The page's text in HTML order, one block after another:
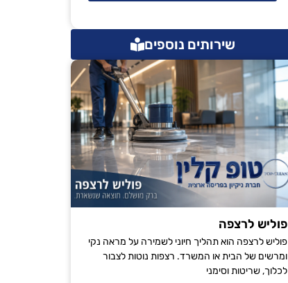
"אני עובדת עם טופ קלין כבר מספר חודשים וכל
מגיע בזמן, הניקיון יסודי והבית מרגיש רענן ונקי.
שירותים נוספים
פוליש לרצפה
פוליש לרצפה הוא תהליך חיוני לשמירה על מראה נקי
ומרשים של הבית או המשרד. רצפות נוטות לצבור
לכלוך, שריטות וסימני